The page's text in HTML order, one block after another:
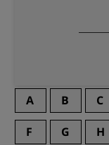
A B C
F G H